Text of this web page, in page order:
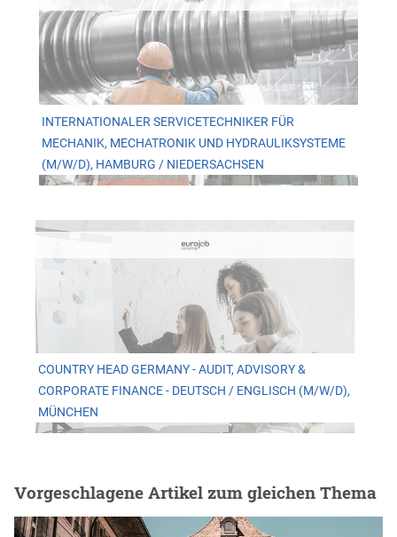
INTERNATIONALER SERVICETECHNIKER FÜR
MECHANIK, MECHATRONIK UND HYDRAULIKSYSTEME
(M/W/D), HAMBURG / NIEDERSACHSEN
COUNTRY HEAD GERMANY - AUDIT, ADVISORY &
CORPORATE FINANCE - DEUTSCH / ENGLISCH (M/W/D),
MÜNCHEN
Vorgeschlagene Artikel zum gleichen Thema